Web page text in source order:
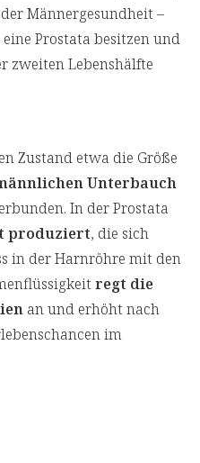
Männergesundheit –
Prostata besitzen und
zweiten Lebenshälfte
Zustand etwa die Größe
Unterbauch
In der Prostata
produziert, die sich
in der Harnröhre mit den
regt die
an und erhöht nach
im